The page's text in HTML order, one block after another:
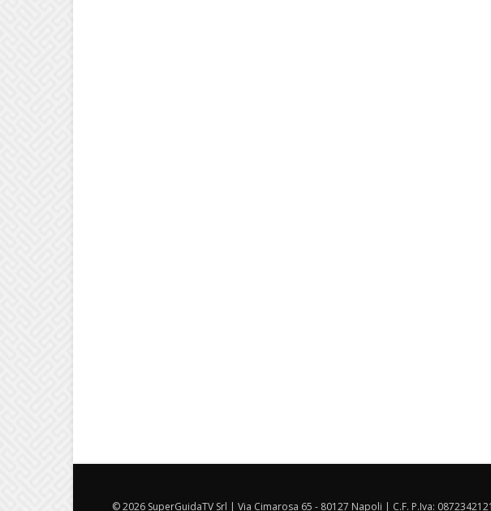
© 2026 SuperGuidaTV Srl | Via Cimarosa 65 - 80127 Napoli | C.F. P.Iva: